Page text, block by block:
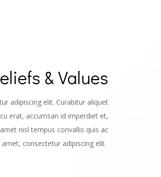
& Values
adipiscing elit. Curabitur aliquet
erat, accumsan id imperdiet et,
nisl tempus convallis quis ac
consectetur adipiscing elit.